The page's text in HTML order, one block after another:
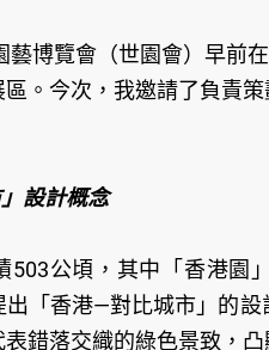
藝博覽會（世園會）早前
。今次，我邀請了負責
設計概念
503公頃，其中「香港園
出「香港—對比城市」的
錯落交織的綠色景致，